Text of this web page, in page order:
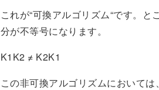
これが“可換アルゴリズム“です。
分が不等号になります。
K1K2 ≠ K2K1
この非可換アルゴリズムにおいて